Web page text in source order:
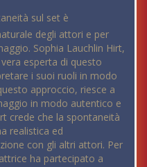
sul set è
degli attori e per
Sophia Lauchlin Hirt,
esperta di questo
i suoi ruoli in modo
approccio, riesce a
in modo autentico e
crede che la spontaneità
realistica ed
con gli altri attori. Per
ha partecipato a